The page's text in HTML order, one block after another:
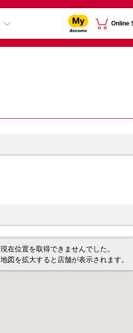
Online
現在位置を取得できませんでした。
地図を拡大すると店舗が表示されます。